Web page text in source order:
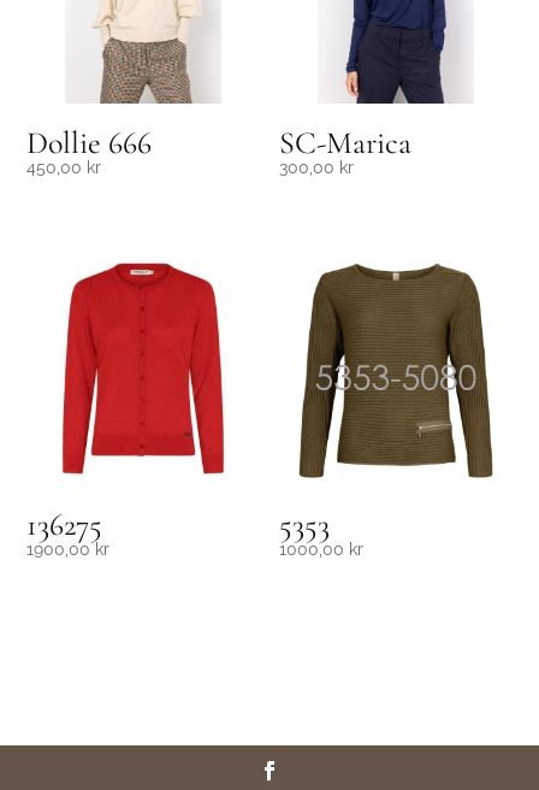
Dollie 666
450,00 kr
SC-Marica
300,00 kr
136275
1900,00kr
5353
1000,00 kr